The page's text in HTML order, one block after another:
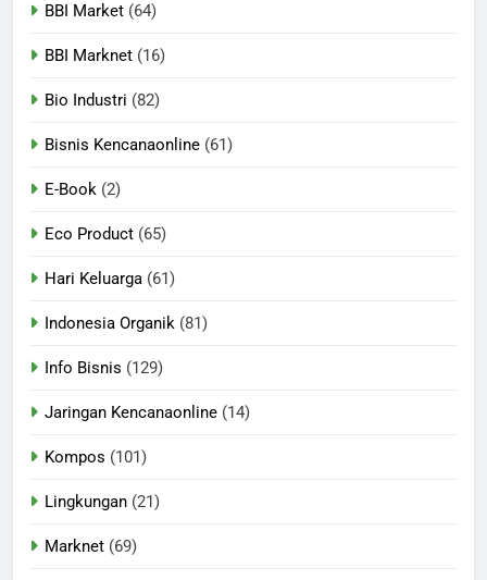
BBI Market (64)
BBI Marknet (16)
Bio Industri (82)
Bisnis Kencanaonline (61)
E-Book (2)
Eco Product (65)
Hari Keluarga (61)
Indonesia Organik (81)
Info Bisnis (129)
Jaringan Kencanaonline (14)
Kompos (101)
Lingkungan (21)
Marknet (69)